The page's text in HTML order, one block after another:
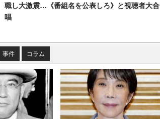
職し大激震…《番組名を公表しろ》と視聴者大合
唱
事件 コラム